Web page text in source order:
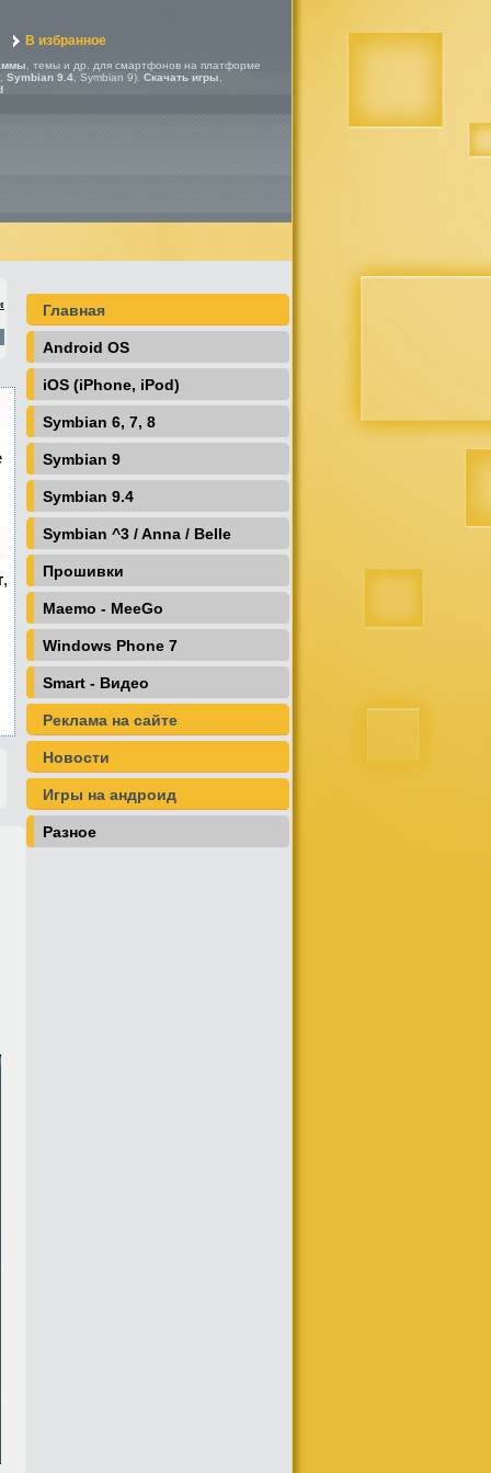
В избранное
, темы и др. для смартфонов на платформе
Symbian 9.4 , Symbian 9). Скачать игры
,
Главная
Android OS
iOS (iPhone, iPod)
Symbian 6, 7, 8
Symbian 9
Symbian 9.4
Symbian ^3 / Anna / Belle
Прошивки
Maemo - MeeGo
Windows Phone 7
Smart - Видео
Реклама на сайте
Новости
Игры на андроид
Разное